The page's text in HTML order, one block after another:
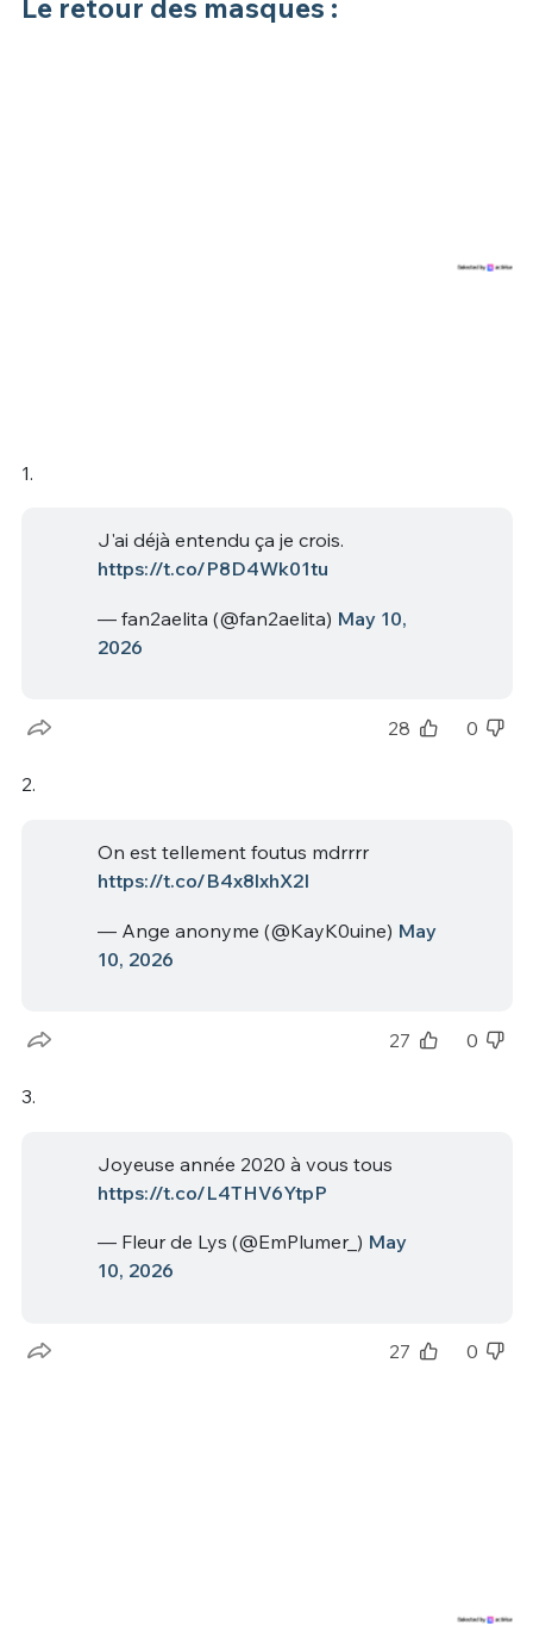
Le retour des masques :
1.
J'ai déjà entendu ça je crois.
https://t.co/P8D4Wk01tu
— fan2aelita (@fan2aelita) May 10,
2026
28 0
2.
On est tellement foutus mdrrrr
https://t.co/B4x8lxhX2I
— Ange anonyme (@KayK0uine) May
10, 2026
27 0
3.
Joyeuse année 2020 à vous tous
https://t.co/L4THV6YtpP
— Fleur de Lys (@EmPlumer_) May
10, 2026
27 0